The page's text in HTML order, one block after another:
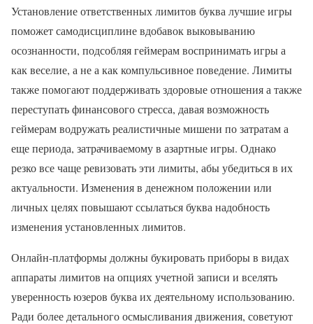
Установление ответственных лимитов буква лучшие игры
поможет самодисциплине вдобавок выковыванию
осознанности, подсобляя геймерам воспринимать игры а
как веселие, а не а как компульсивное поведение. Лимиты
также помогают поддерживать здоровые отношения а также
переступать финансового стресса, давая возможность
геймерам водружать реалистичные мишени по затратам а
еще периода, затрачиваемому в азартные игры. Однако
резко все чаще ревизовать эти лимиты, абы убедиться в их
актуальности. Изменения в денежном положении или
личных целях повышают ссылаться буква надобность
изменения установленных лимитов.
Онлайн-платформы должны букировать приборы в видах
аппараты лимитов на опциях учетной записи и вселять
уверенность юзеров буква их деятельному использованию.
Ради более детального осмысливания движения, советуют